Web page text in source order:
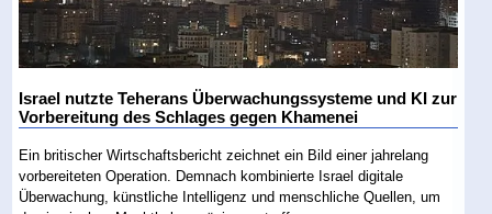
Israel nutzte Teherans Überwachungssysteme und KI zur
Vorbereitung des Schlages gegen Khamenei
Ein britischer Wirtschaftsbericht zeichnet ein Bild einer jahrelang
vorbereiteten Operation. Demnach kombinierte Israel digitale
Überwachung, künstliche Intelligenz und menschliche Quellen, um